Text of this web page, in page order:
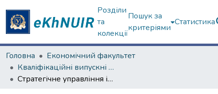
Розділи
та
колекції
Пошук за
критеріями
Статистика
Головна
Економічний факультет
Кваліфікаційні випускні роботи бакалаврів. Економічний факультет
Стратегічне управління інноваційним розвитком підприємства